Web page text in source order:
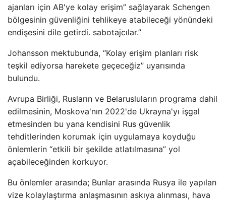
ajanları için AB'ye kolay erişim” sağlayarak Schengen
bölgesinin güvenliğini tehlikeye atabileceği yönündeki
endişesini dile getirdi. sabotajcılar.”
Johansson mektubunda, “Kolay erişim planları risk
teşkil ediyorsa harekete geçeceğiz” uyarısında
bulundu.
Avrupa Birliği, Rusların ve Belarusluların programa dahil
edilmesinin, Moskova'nın 2022'de Ukrayna'yı işgal
etmesinden bu yana kendisini Rus güvenlik
tehditlerinden korumak için uygulamaya koyduğu
önlemlerin “etkili bir şekilde atlatılmasına” yol
açabileceğinden korkuyor.
Bu önlemler arasında; Bunlar arasında Rusya ile yapılan
vize kolaylaştırma anlaşmasının askıya alınması, hava